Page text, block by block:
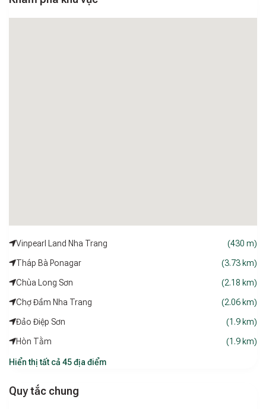
Vinpearl Land Nha Trang (430 m)
Tháp Bà Ponagar (3.73 km)
Chùa Long Sơn (2.18 km)
Chợ Đầm Nha Trang (2.06 km)
Đảo Điệp Sơn (1.9 km)
Hòn Tằm (1.9 km)
Hiển thị tất cả 45 địa điểm
Quy tắc chung